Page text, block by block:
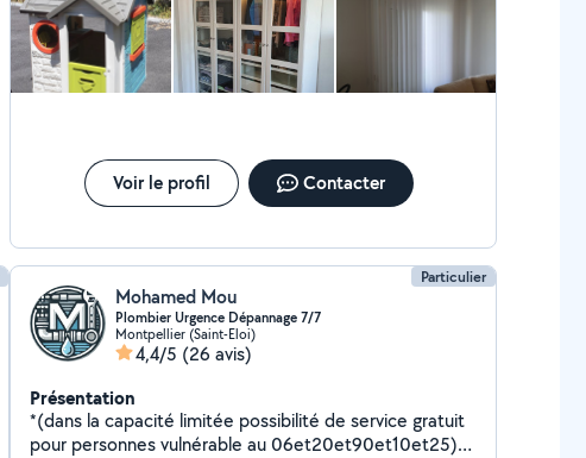
Voir le profil Contacter
Particulier
Mohamed Mou
Plombier Urgence Dépannage 7/7
Montpellier (Saint-Eloi)
4,4/5 (26 avis)
Présentation
*(dans la capacité limitée possibilité de service gratuit
pour personnes vulnérable au 06et20et90et10et25)